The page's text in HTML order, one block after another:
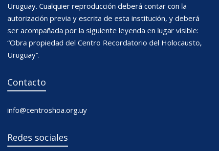
Uruguay. Cualquier reproducción deberá contar con la
autorización previa y escrita de esta institución, y deberá
ser acompañada por la siguiente leyenda en lugar visible:
“Obra propiedad del Centro Recordatorio del Holocausto,
Uruguay”.
Contacto
info@centroshoa.org.uy
Redes sociales